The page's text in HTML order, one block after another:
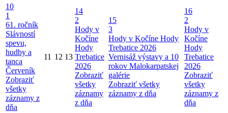
10
1
61. ročník
Slávností
spevu,
hudby a
tanca
Červeník
Zobraziť
všetky
záznamy z
dňa
11 12 13
14
2
Hody v
Kočíne
Hody
Trebatice
2026
Zobraziť
všetky
záznamy
z dňa
15
3
Hody v Kočíne Hody
Trebatice 2026
Vernisáž výstavy a 10
rokov Malokarpatskej
galérie
Zobraziť všetky
záznamy z dňa
16
2
Hody v
Kočíne
Hody
Trebatice
2026
Zobraziť
všetky
záznamy z
dňa